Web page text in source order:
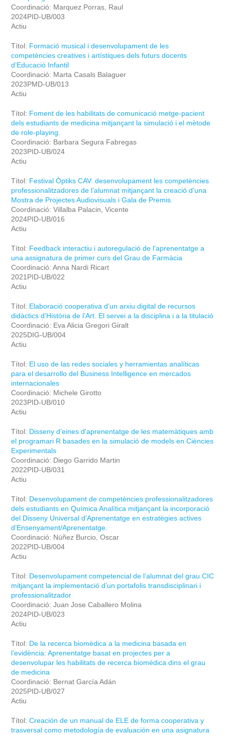
Coordinació: Marquez Porras, Raul
2024PID-UB/003
Actiu
Títol: Formació musical i desenvolupament de les
competències creatives i artístiques dels futurs docents
d’Educació Infantil
Coordinació: Marta Casals Balaguer
2023PMD-UB/013
Actiu
Títol: Foment de les habilitats de comunicació metge-pacient
dels estudiants de medicina mitjançant la simulació i el mètode
de role-playing.
Coordinació: Barbara Segura Fabregas
2023PID-UB/024
Actiu
Títol: Festival Òptiks CAV: desenvolupament les competències
professionalitzadores de l’alumnat mitjançant la creació d'una
Mostra de Projectes Audiovisuals i Gala de Premis.
Coordinació: Villalba Palacin, Vicente
2024PID-UB/016
Actiu
Títol: Feedback interactiu i autoregulació de l’aprenentatge a
una assignatura de primer curs del Grau de Farmàcia
Coordinació: Anna Nardi Ricart
2021PID-UB/022
Actiu
Títol: Elaboració cooperativa d’un arxiu digital de recursos
didàctics d’Història de l’Art. El servei a la disciplina i a la titulació
Coordinació: Eva Alicia Gregori Giralt
2025DIG-UB/004
Actiu
Títol: El uso de las redes sociales y herramientas analíticas
para el desarrollo del Business Intelligence en mercados
internacionales
Coordinació: Michele Girotto
2023PID-UB/010
Actiu
Títol: Disseny d’eines d'aprenentatge de les matemàtiques amb
el programari R basades en la simulació de models en Ciències
Experimentals
Coordinació: Diego Garrido Martin
2022PID-UB/031
Actiu
Títol: Desenvolupament de competències professionalitzadores
dels estudiants en Química Analítica mitjançant la incorporació
del Disseny Universal d’Aprenentatge en estratègies actives
d’Ensenyament/Aprenentatge.
Coordinació: Núñez Burcio, Oscar
2022PID-UB/004
Actiu
Títol: Desenvolupament competencial de l’alumnat del grau CIC
mitjançant la implementació d’un portafolis transdisciplinari i
professionalitzador
Coordinació: Juan Jose Caballero Molina
2024PID-UB/023
Actiu
Títol: De la recerca biomèdica a la medicina basada en
l’evidència: Aprenentatge basat en projectes per a
desenvolupar les habilitats de recerca biomèdica dins el grau
de medicina
Coordinació: Bernat García Adán
2025PID-UB/027
Actiu
Títol: Creación de un manual de ELE de forma cooperativa y
trasversal como metodología de evaluación en una asignatura